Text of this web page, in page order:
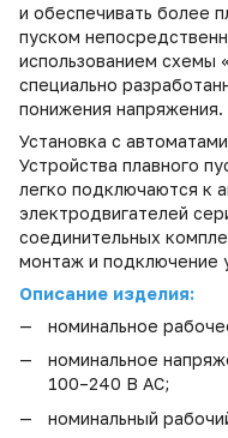
и обеспечивать более
пуском
использованием схемы
специально
понижения напряжения.
Установка с
Устройства плавного
легко подключаются к
электродвигателей
соединительных
монтаж и подключение
Описание изделия:
номинальное
номинальное
100–240 В AC;
номинальный